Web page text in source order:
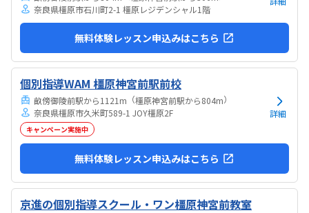
奈良県橿原市石川町2-1 橿原レジデンシャル1階
無料体験レッスン申込みはこちら
個別指導WAM 橿原神宮前駅前校
畝傍御陵前駅から1121m （橿原神宮前駅から804m）
奈良県橿原市久米町589-1 JOY橿原2F
キャンペーン実施中
詳細
無料体験レッスン申込みはこちら
京進の個別指導スクール・ワン橿原神宮前教室